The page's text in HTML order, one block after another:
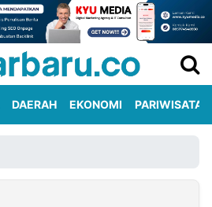
DAERAH EKONOMI PARIWISATA